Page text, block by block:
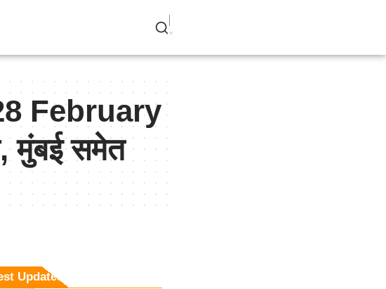
February
मुंबई समेत
Updates